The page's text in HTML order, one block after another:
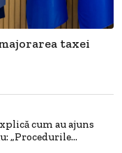
taxei
cum au ajuns
„Procedurile...